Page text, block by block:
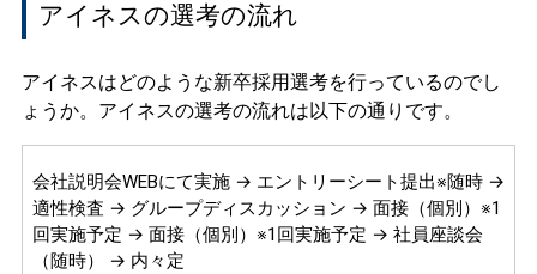
アイネスの選考の流れ
アイネスはどのような新卒採用選考を行っているのでし
ょうか。アイネスの選考の流れは以下の通りです。
会社説明会WEBにて実施 → エントリーシート提出※随時 →
適性検査 → グループディスカッション → 面接（個別）※1
回実施予定 → 面接（個別）※1回実施予定 → 社員座談会
（随時） → 内々定